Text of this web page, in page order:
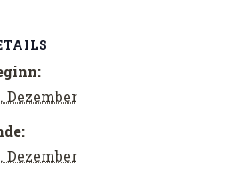
Dezember
Dezember